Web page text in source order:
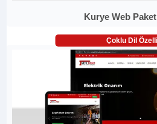
Kurye Web
Çoklu Dil